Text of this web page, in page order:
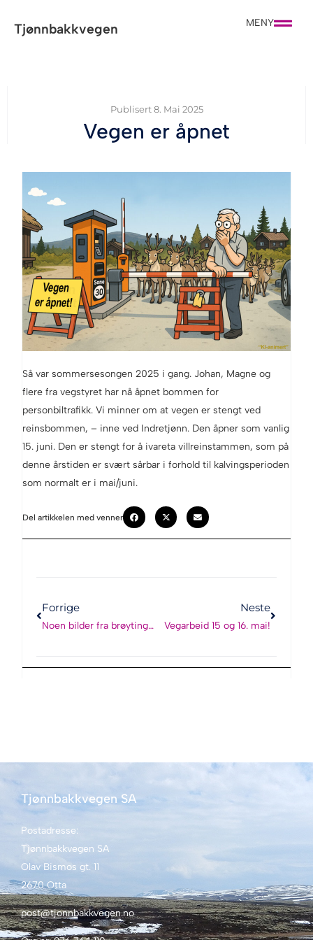
Tjønnbakkvegen MENY
Publisert 8. Mai 2025
Vegen er åpnet
Så var sommersesongen 2025 i gang. Johan, Magne og
flere fra vegstyret har nå åpnet bommen for
personbiltrafikk. Vi minner om at vegen er stengt ved
reinsbommen, – inne ved Indretjønn. Den åpner som vanlig
15. juni. Den er stengt for å ivareta villreinstammen, som på
denne årstiden er svært sårbar i forhold til kalvingsperioden
som normalt er i mai/juni.
Del artikkelen med venner
Forrige
Noen bilder fra brøytingen 2025
Neste
Vegarbeid 15 og 16. mai!
Tjønnbakkvegen SA
Postadresse:
Tjønnbakkvegen SA
Olav Bismos gt. 11
2670 Otta
post@tjonnbakkvegen.no